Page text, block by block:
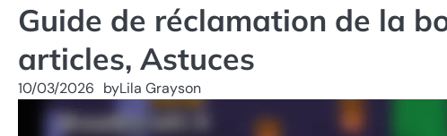
Guide de réclamation de la
articles, Astuces
10/03/2026 byLila Grayson